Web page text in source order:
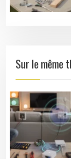
Sur le même